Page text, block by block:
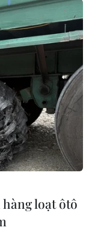
tuyệt đối
ùn tắc
diễn ra./.
Vietnam+)
loạt ôtô